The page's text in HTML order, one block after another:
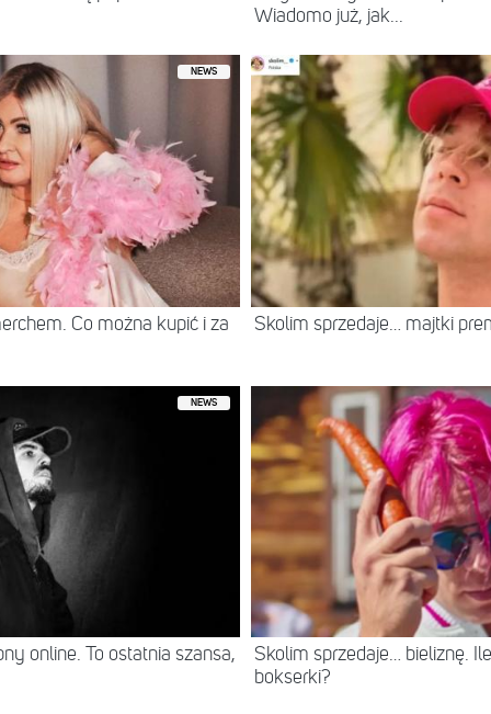
Wiadomo już, jak...
NEWS
Co można kupić i za Skolim sprzedaje… majtki
NEWS
online. To ostatnia szansa,
Skolim sprzedaje… bieliznę.
bokserki?